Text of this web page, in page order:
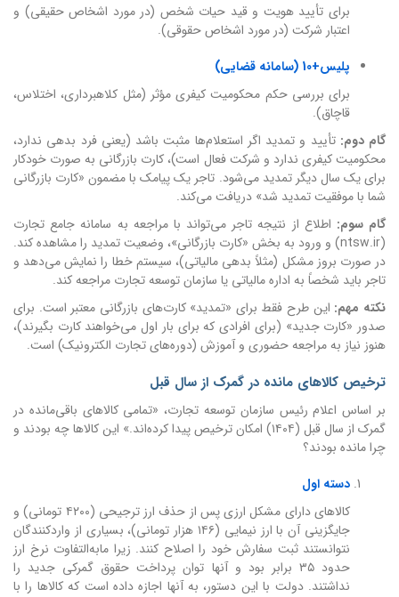
برای تأیید هویت و قید حیات شخص (در مورد اشخاص حقیقی) و
اعتبار شرکت (در مورد اشخاص حقوقی).
پلیس+10 (سامانه قضایی)
برای بررسی حکم محکومیت کیفری مؤثر (مثل کلاهبرداری، اختلاس،
قاچاق).
گام دوم:تأیید و تمدید اگر استعلام‌ها مثبت باشد (یعنی فرد بدهی ندارد،
محکومیت کیفری ندارد و شرکت فعال است)، کارت بازرگانی به صورت خودکار
برای یک سال دیگر تمدید می‌شود. تاجر یک پیامک با مضمون «کارت بازرگانی
شما با موفقیت تمدید شد» دریافت می‌کند.
گام سوم: اطلاع از نتیجه تاجر می‌تواند با مراجعه به سامانه جامع تجارت
(ntsw.ir) و ورود به بخش «کارت بازرگانی»، وضعیت تمدید را مشاهده کند.
در صورت بروز مشکل (مثلاً بدهی مالیاتی)، سیستم خطا را نمایش می‌دهد و
تاجر باید شخصاً به اداره مالیاتی یا سازمان توسعه تجارت مراجعه کند.
نکته مهم: این طرح فقط برای «تمدید» کارت‌های بازرگانی معتبر است. برای
صدور «کارت جدید» (برای افرادی که برای بار اول می‌خواهند کارت بگیرند)،
هنوز نیاز به مراجعه حضوری و آموزش (دوره‌های تجارت الکترونیک) است.
ترخیص کالاهای مانده در گمرک از سال قبل
بر اساس اعلام رئیس سازمان توسعه تجارت، «تمامی کالاهای باقی‌مانده در
گمرک از سال قبل (۱۴۰۴) امکان ترخیص پیدا کرده‌اند.» این کالاها چه بودند و
چرا مانده بودند؟
دسته اول
کالاهای دارای مشکل ارزی پس از حذف ارز ترجیحی (۴۲۰۰ تومانی) و
جایگزینی آن با ارز نیمایی (۱۴۶ هزار تومانی)، بسیاری از واردکنندگان
نتوانستند ثبت سفارش خود را اصلاح کنند. زیرا مابه‌التفاوت نرخ ارز
حدود ۳۵ برابر بود و آنها توان پرداخت حقوق گمرکی جدید را
نداشتند. دولت با این دستور، به آنها اجازه داده است که کالاها را با